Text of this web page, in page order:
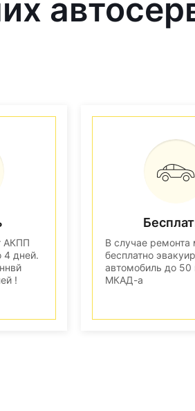
АКПП
4 дней.
!
В случае ремонта
бесплатно
автомобиль до 50
МКАД-а